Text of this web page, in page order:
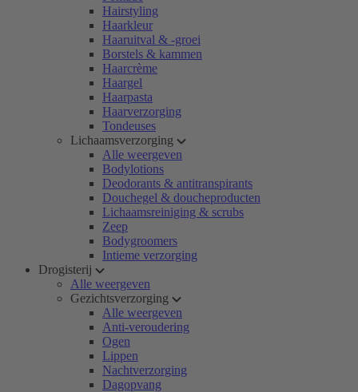
Hairstyling
Haarkleur
Haaruitval & -groei
Borstels & kammen
Haarcrème
Haargel
Haarpasta
Haarverzorging
Tondeuses
Lichaamsverzorging
Alle weergeven
Bodylotions
Deodorants & antitranspirants
Douchegel & doucheproducten
Lichaamsreiniging & scrubs
Zeep
Bodygroomers
Intieme verzorging
Drogisterij
Alle weergeven
Gezichtsverzorging
Alle weergeven
Anti-veroudering
Ogen
Lippen
Nachtverzorging
Dagopvang